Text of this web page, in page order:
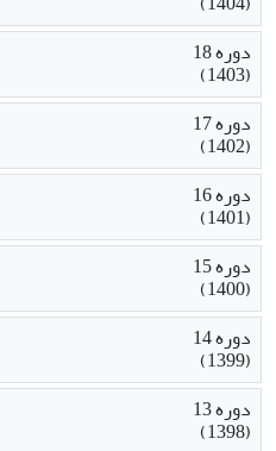
دوره 18
(1403)
دوره 17
(1402)
دوره 16
(1401)
دوره 15
(1400)
دوره 14
(1399)
دوره 13
(1398)